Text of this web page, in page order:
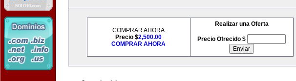
COMPRAR AHORA
Precio $2,500.00
COMPRAR AHORA
Realizar una Oferta
Precio Ofrecido $